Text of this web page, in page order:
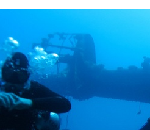
Forum ist auf
wie gewohnt